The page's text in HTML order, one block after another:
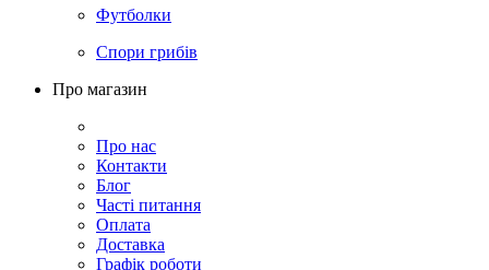
Футболки
Спори грибів
Про магазин
Про нас
Контакти
Блог
Часті питання
Оплата
Доставка
Графік роботи